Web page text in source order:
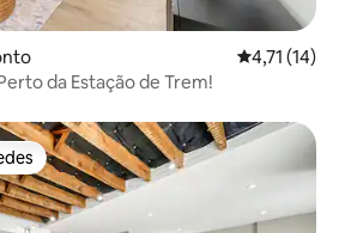
4,71 de uma
4,71 (14)
da Estação de Trem!